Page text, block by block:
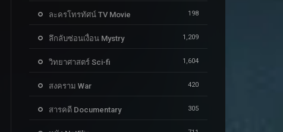
ละครโทรทัศน์ TV Movie 198
ลึกลับซ่อนเงื่อน Mystry 1,209
วิทยาศาสตร์ Sci-fi 1,604
สงคราม War 420
สารคดี Documentary 305